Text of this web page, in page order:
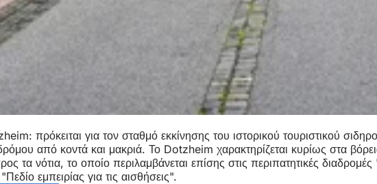
πρόκειται για τον σταθμό εκκίνησης του ιστορικού τουριστικού
από κοντά και μακριά. Το Dotzheim χαρακτηρίζεται κυρίως
τα νότια, το οποίο περιλαμβάνεται επίσης στις περιπατητικές
εμπειρίας για τις αισθήσεις".